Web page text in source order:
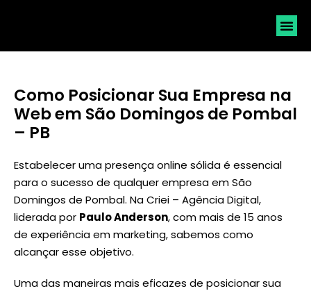
Como Posicionar Sua Empresa na
Web em São Domingos de Pombal
– PB
Estabelecer uma presença online sólida é essencial
para o sucesso de qualquer empresa em São
Domingos de Pombal. Na Criei – Agência Digital,
liderada por Paulo Anderson, com mais de 15 anos
de experiência em marketing, sabemos como
alcançar esse objetivo.
Uma das maneiras mais eficazes de posicionar sua